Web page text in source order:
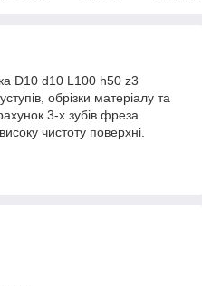
D10 d10 L100 h50 z3
обрізки матеріалу та
3-х зубів фреза
чистоту поверхні.